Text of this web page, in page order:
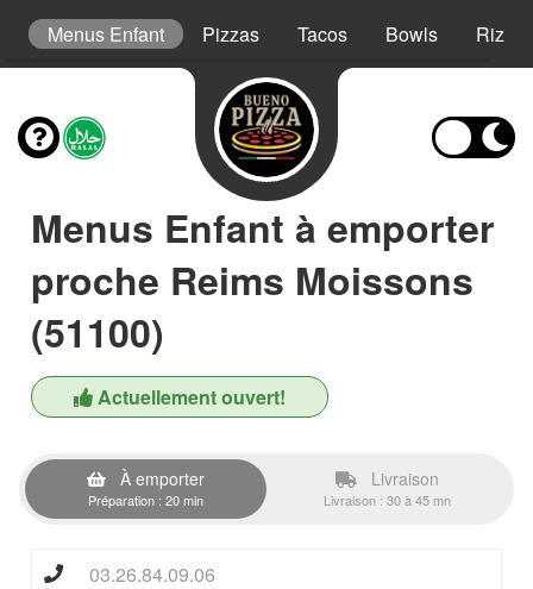
Menus Enfant Pizzas Tacos Bowls Riz
Menus Enfant à emporter
proche Reims Moissons
(51100)
Actuellement ouvert!
À emporter
Préparation : 20 min
Livraison
Livraison : 30 à 45 mn
03.26.84.09.06